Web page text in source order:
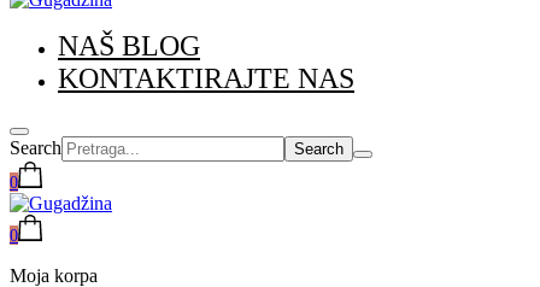
NAŠ BLOG
KONTAKTIRAJTE NAS
Search
0
0
Moja korpa